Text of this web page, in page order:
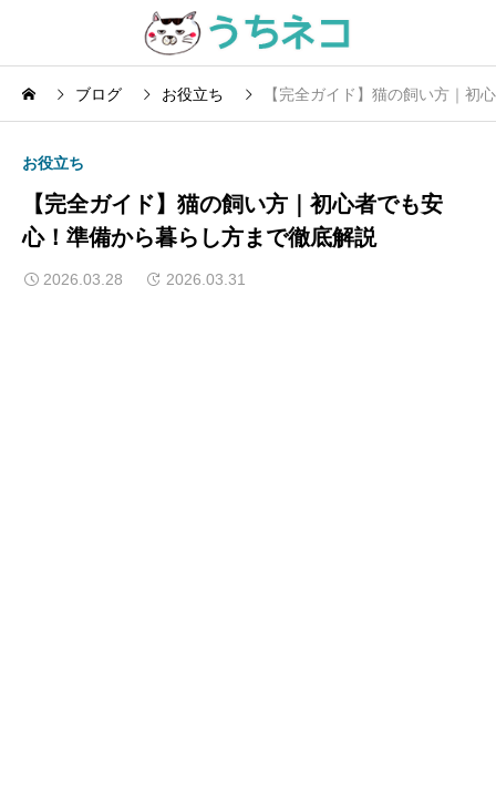
ブログ お役立ち 【完全ガイド】猫の飼い方｜初
お役立ち
【完全ガイド】猫の飼い方｜初心者でも安
心！準備から暮らし方まで徹底解説
2026.03.28 2026.03.31